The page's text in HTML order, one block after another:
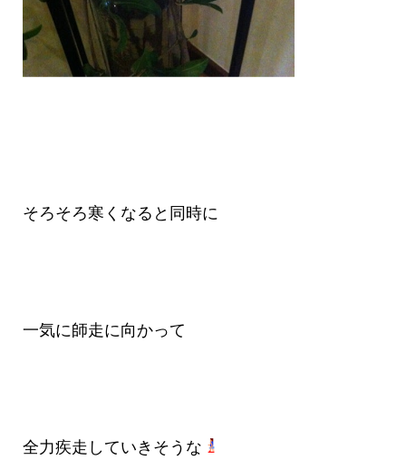
そろそろ寒くなると同時に
一気に師走に向かって
全力疾走していきそうな